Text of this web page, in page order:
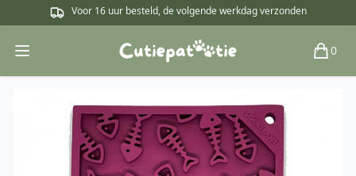
Voor 16 uur besteld, de volgende werkdag verzonden
Open main menu 0